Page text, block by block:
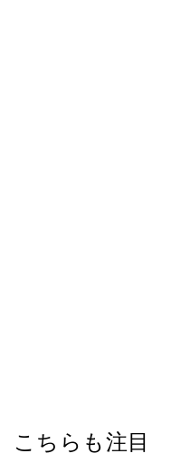
こちらも注目